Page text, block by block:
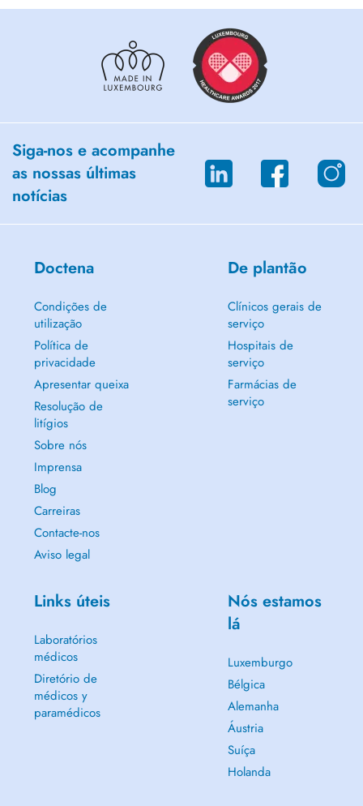
Siga-nos e acompanhe
as nossas últimas
notícias
Doctena
Condições de
utilização
Política de
privacidade
Apresentar queixa
Resolução de
litígios
Sobre nós
Imprensa
Blog
Carreiras
Contacte-nos
Aviso legal
De plantão
Clínicos gerais de
serviço
Hospitais de
serviço
Farmácias de
serviço
Links úteis
Laboratórios
médicos
Diretório de
médicos y
paramédicos
Nós estamos
lá
Luxemburgo
Bélgica
Alemanha
Áustria
Suíça
Holanda